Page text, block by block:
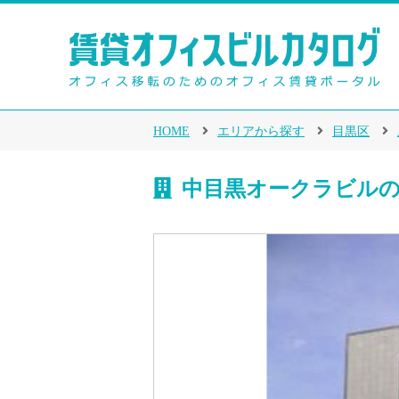
HOME エリアから探す 目黒区
中目黒オークラビル